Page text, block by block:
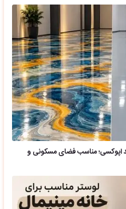
اپوکسی؛ مناسب فضای مسکونی و